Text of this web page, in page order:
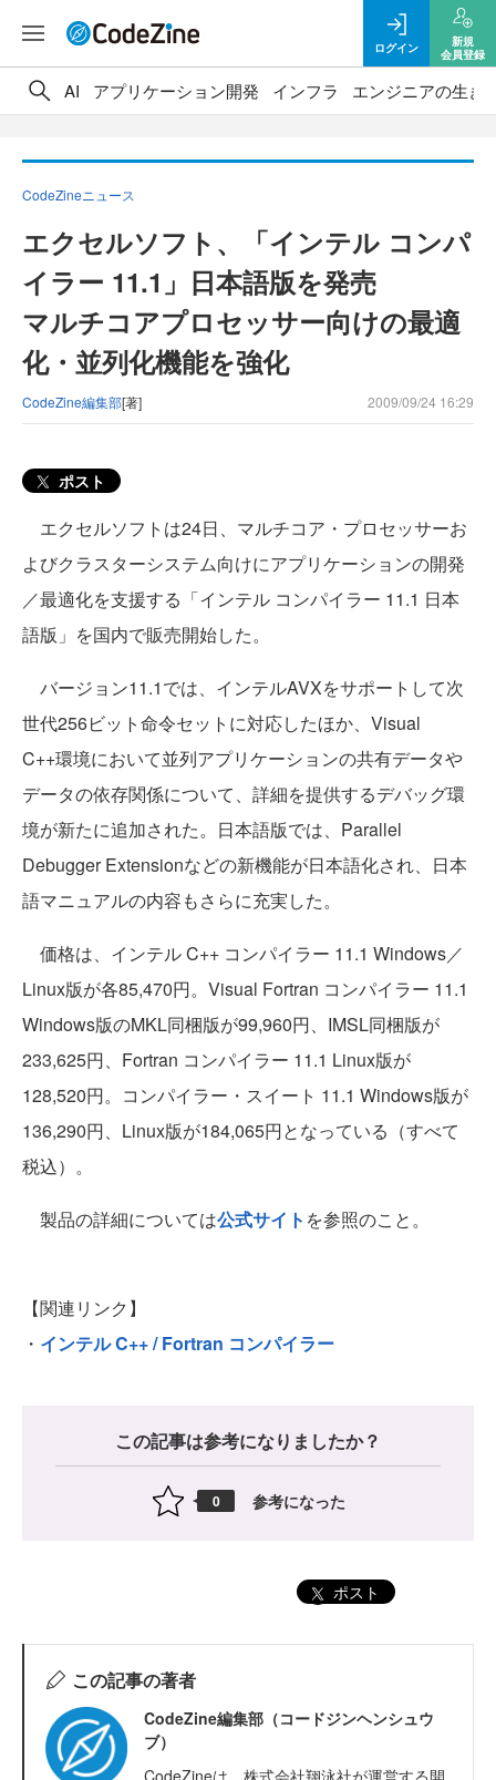
ログイン
新規
会員登録
AI アプリケーション開発 インフラ エンジニアの生き
CodeZineニュース
エクセルソフト、「インテル コンパ
イラー 11.1」日本語版を発売
マルチコアプロセッサー向けの最適
化・並列化機能を強化
CodeZine編集部[著] 2009/09/24 16:29
ポスト
エクセルソフトは24日、マルチコア・プロセッサーお
よびクラスターシステム向けにアプリケーションの開発
／最適化を支援する「インテル コンパイラー 11.1 日本
語版」を国内で販売開始した。
バージョン11.1では、インテルAVXをサポートして次
世代256ビット命令セットに対応したほか、Visual
C++環境において並列アプリケーションの共有データや
データの依存関係について、詳細を提供するデバッグ環
境が新たに追加された。日本語版では、Parallel
Debugger Extensionなどの新機能が日本語化され、日本
語マニュアルの内容もさらに充実した。
価格は、インテル C++ コンパイラー 11.1 Windows／
Linux版が各85,470円。Visual Fortran コンパイラー 11.1
Windows版のMKL同梱版が99,960円、IMSL同梱版が
233,625円、Fortran コンパイラー 11.1 Linux版が
128,520円。コンパイラー・スイート 11.1 Windows版が
136,290円、Linux版が184,065円となっている（すべて
税込）。
製品の詳細については公式サイト を参照のこと。
【関連リンク】
・ インテル C++ / Fortran コンパイラー
この記事は参考になりましたか？
0 参考になった
ポスト
この記事の著者
CodeZine編集部（コードジンヘンシュウ
ブ）
CodeZineは、株式会社翔泳社が運営する開